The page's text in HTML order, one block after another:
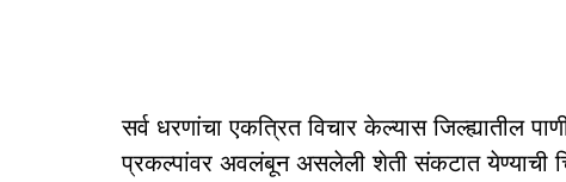
सर्व धरणांचा एकत्रित विचार केल्यास जिल्ह्यातील
प्रकल्पांवर अवलंबून असलेली शेती संकटात येण्याची